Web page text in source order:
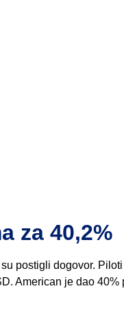
za 40,2%
su postigli dogovor.
American je dao 40%